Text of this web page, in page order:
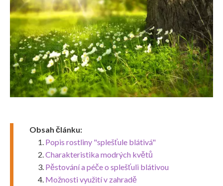
Obsah článku:
Popis rostliny "splešťule blátivá"
Charakteristika modrých květů
Pěstování a péče o splešťuli blátivou
Možnosti využití v zahradě